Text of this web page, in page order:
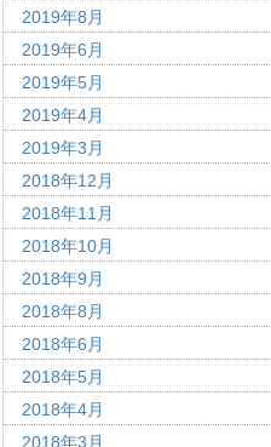
2019年8月
2019年6月
2019年5月
2019年4月
2019年3月
2018年12月
2018年11月
2018年10月
2018年9月
2018年8月
2018年6月
2018年5月
2018年4月
2018年3月